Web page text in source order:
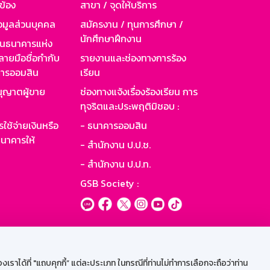
ได้ที่ "แถบคุกกี้” แต่ละประเภท ในกรณีที่ท่านไม่ทำการเลือกจะถือว่าท่าน
อง
มูลส่วนบุคคล
นาคารแห่ง
ายมือชื่อกำกับ
รออมสิน
ญาตผู้ขาย
ช้จ่ายเงินหรือ
คารให้
สาขา / จุดให้บริการ
สมัครงาน / ทุนการศึกษา /
นักศึกษาฝึกงาน
รายงานและช่องทางการร้อง
เรียน
ช่องทางแจ้งเรื่องร้องเรียน การ
ทุจริตและประพฤติมิชอบ :
- ธนาคารออมสิน
- สำนักงาน ป.ป.ช.
- สำนักงาน ป.ป.ท.
GSB Society :